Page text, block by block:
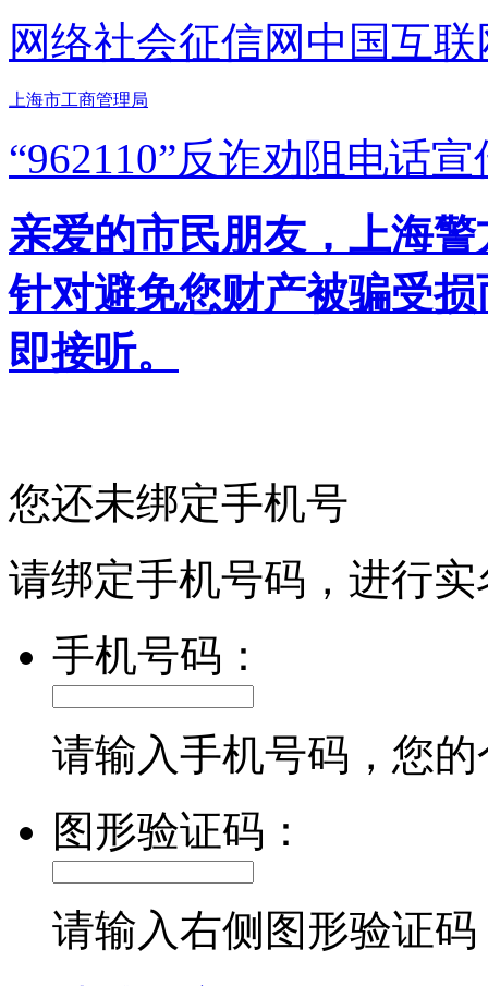
网络社会征信网 中国互
上海市工商管理局
“962110”反诈劝阻电话宣
亲爱的市民朋友，上海
针对避免您财产被骗受
即接听。
您还未绑定手机号
请绑定手机号码，进行
手机号码：
请输入手机号码，您
图形验证码：
请输入右侧图形验证码